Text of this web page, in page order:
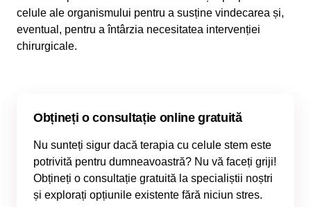
celule ale organismului pentru a susține vindecarea și,
eventual, pentru a întârzia necesitatea intervenției
chirurgicale.
Obțineți o consultație online gratuită
Nu sunteți sigur dacă terapia cu celule stem este
potrivită pentru dumneavoastră? Nu vă faceți griji!
Obțineți o consultație gratuită la specialiștii noștri
și explorați opțiunile existente fără niciun stres.